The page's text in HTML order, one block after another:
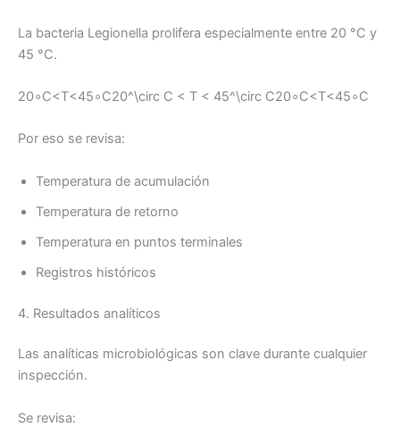
La bacteria Legionella prolifera especialmente entre 20 °C y
45 °C.
20∘C<T<45∘C20^\circ C < T < 45^\circ C20∘C<T<45∘C
Por eso se revisa:
Temperatura de acumulación
Temperatura de retorno
Temperatura en puntos terminales
Registros históricos
4. Resultados analíticos
Las analíticas microbiológicas son clave durante cualquier
inspección.
Se revisa: